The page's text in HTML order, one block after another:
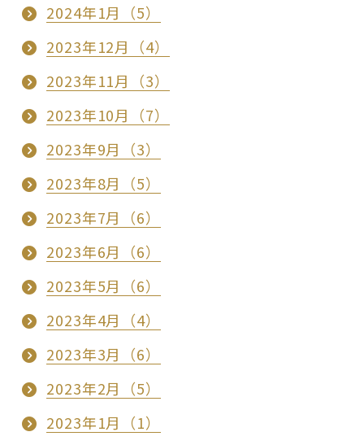
2024年1月（5）
2023年12月（4）
2023年11月（3）
2023年10月（7）
2023年9月（3）
2023年8月（5）
2023年7月（6）
2023年6月（6）
2023年5月（6）
2023年4月（4）
2023年3月（6）
2023年2月（5）
2023年1月（1）